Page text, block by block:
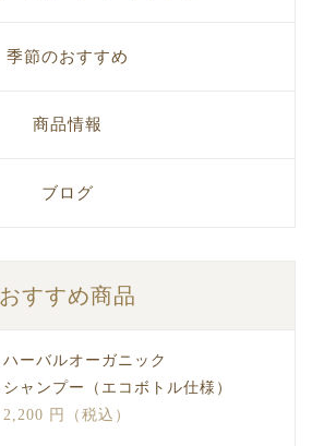
季節のおすすめ
商品情報
ブログ
おすすめ商品
ハーバルオーガニック
シャンプー（エコボトル仕様）
2,200 円（税込）